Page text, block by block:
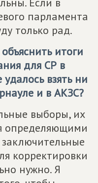
парламента
только рад.
итоги
для СР в
взять ни
и в АКЗС?
выборы, их
определяющими
корректировки
нужно. Я